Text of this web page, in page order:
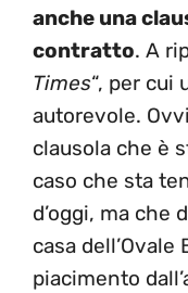
anche una
contratto. A
Times“, per cui
autorevole.
clausola che è
caso che sta
d’oggi, ma che
casa
piacimento